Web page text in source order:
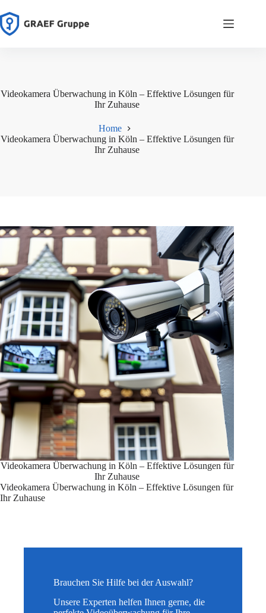
Inhalt
springen
Videokamera Überwachung in Köln – Effektive Lösungen für
Ihr Zuhause
Home
Videokamera Überwachung in Köln – Effektive Lösungen für
Ihr Zuhause
Videokamera Überwachung in Köln – Effektive Lösungen für
Ihr Zuhause
Videokamera Überwachung in Köln – Effektive Lösungen für
Ihr Zuhause
Brauchen Sie Hilfe bei der Auswahl?
Unsere Experten helfen Ihnen gerne, die